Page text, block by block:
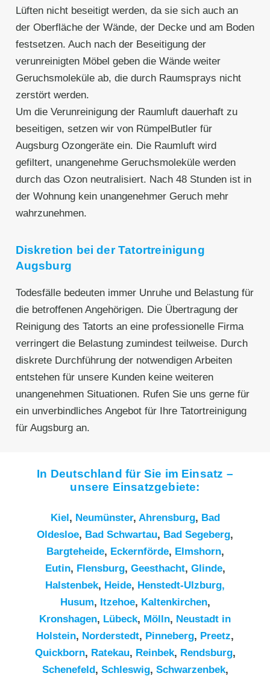
Lüften nicht beseitigt werden, da sie sich auch an
der Oberfläche der Wände, der Decke und am Boden
festsetzen. Auch nach der Beseitigung der
verunreinigten Möbel geben die Wände weiter
Geruchsmoleküle ab, die durch Raumsprays nicht
zerstört werden.
Um die Verunreinigung der Raumluft dauerhaft zu
beseitigen, setzen wir von RümpelButler für
Augsburg Ozongeräte ein. Die Raumluft wird
gefiltert, unangenehme Geruchsmoleküle werden
durch das Ozon neutralisiert. Nach 48 Stunden ist in
der Wohnung kein unangenehmer Geruch mehr
wahrzunehmen.
Diskretion bei der Tatortreinigung
Augsburg
Todesfälle bedeuten immer Unruhe und Belastung für
die betroffenen Angehörigen. Die Übertragung der
Reinigung des Tatorts an eine professionelle Firma
verringert die Belastung zumindest teilweise. Durch
diskrete Durchführung der notwendigen Arbeiten
entstehen für unsere Kunden keine weiteren
unangenehmen Situationen. Rufen Sie uns gerne für
ein unverbindliches Angebot für Ihre Tatortreinigung
für Augsburg an.
In Deutschland für Sie im Einsatz –
unsere Einsatzgebiete:
Kiel, Neumünster, Ahrensburg, Bad
Oldesloe, Bad Schwartau, Bad Segeberg,
Bargteheide, Eckernförde, Elmshorn,
Eutin, Flensburg, Geesthacht, Glinde,
Halstenbek, Heide, Henstedt-Ulzburg,
Husum, Itzehoe, Kaltenkirchen,
Kronshagen, Lübeck, Mölln, Neustadt in
Holstein, Norderstedt, Pinneberg, Preetz,
Quickborn, Ratekau, Reinbek, Rendsburg,
Schenefeld, Schleswig, Schwarzenbek,